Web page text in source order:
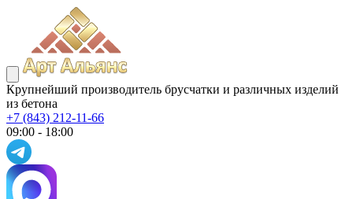
Крупнейший производитель брусчатки и различных изделий
из бетона
+7 (843) 212-11-66
09:00 - 18:00